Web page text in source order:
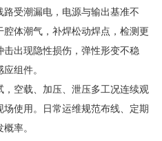
受潮漏电，电源与输出基准不
体潮气，补焊松动焊点，检测更
出现隐性损伤，弹性形变不稳
组件。
空载、加压、泄压多工况连续观
使用。日常运维规范布线、定期
率。